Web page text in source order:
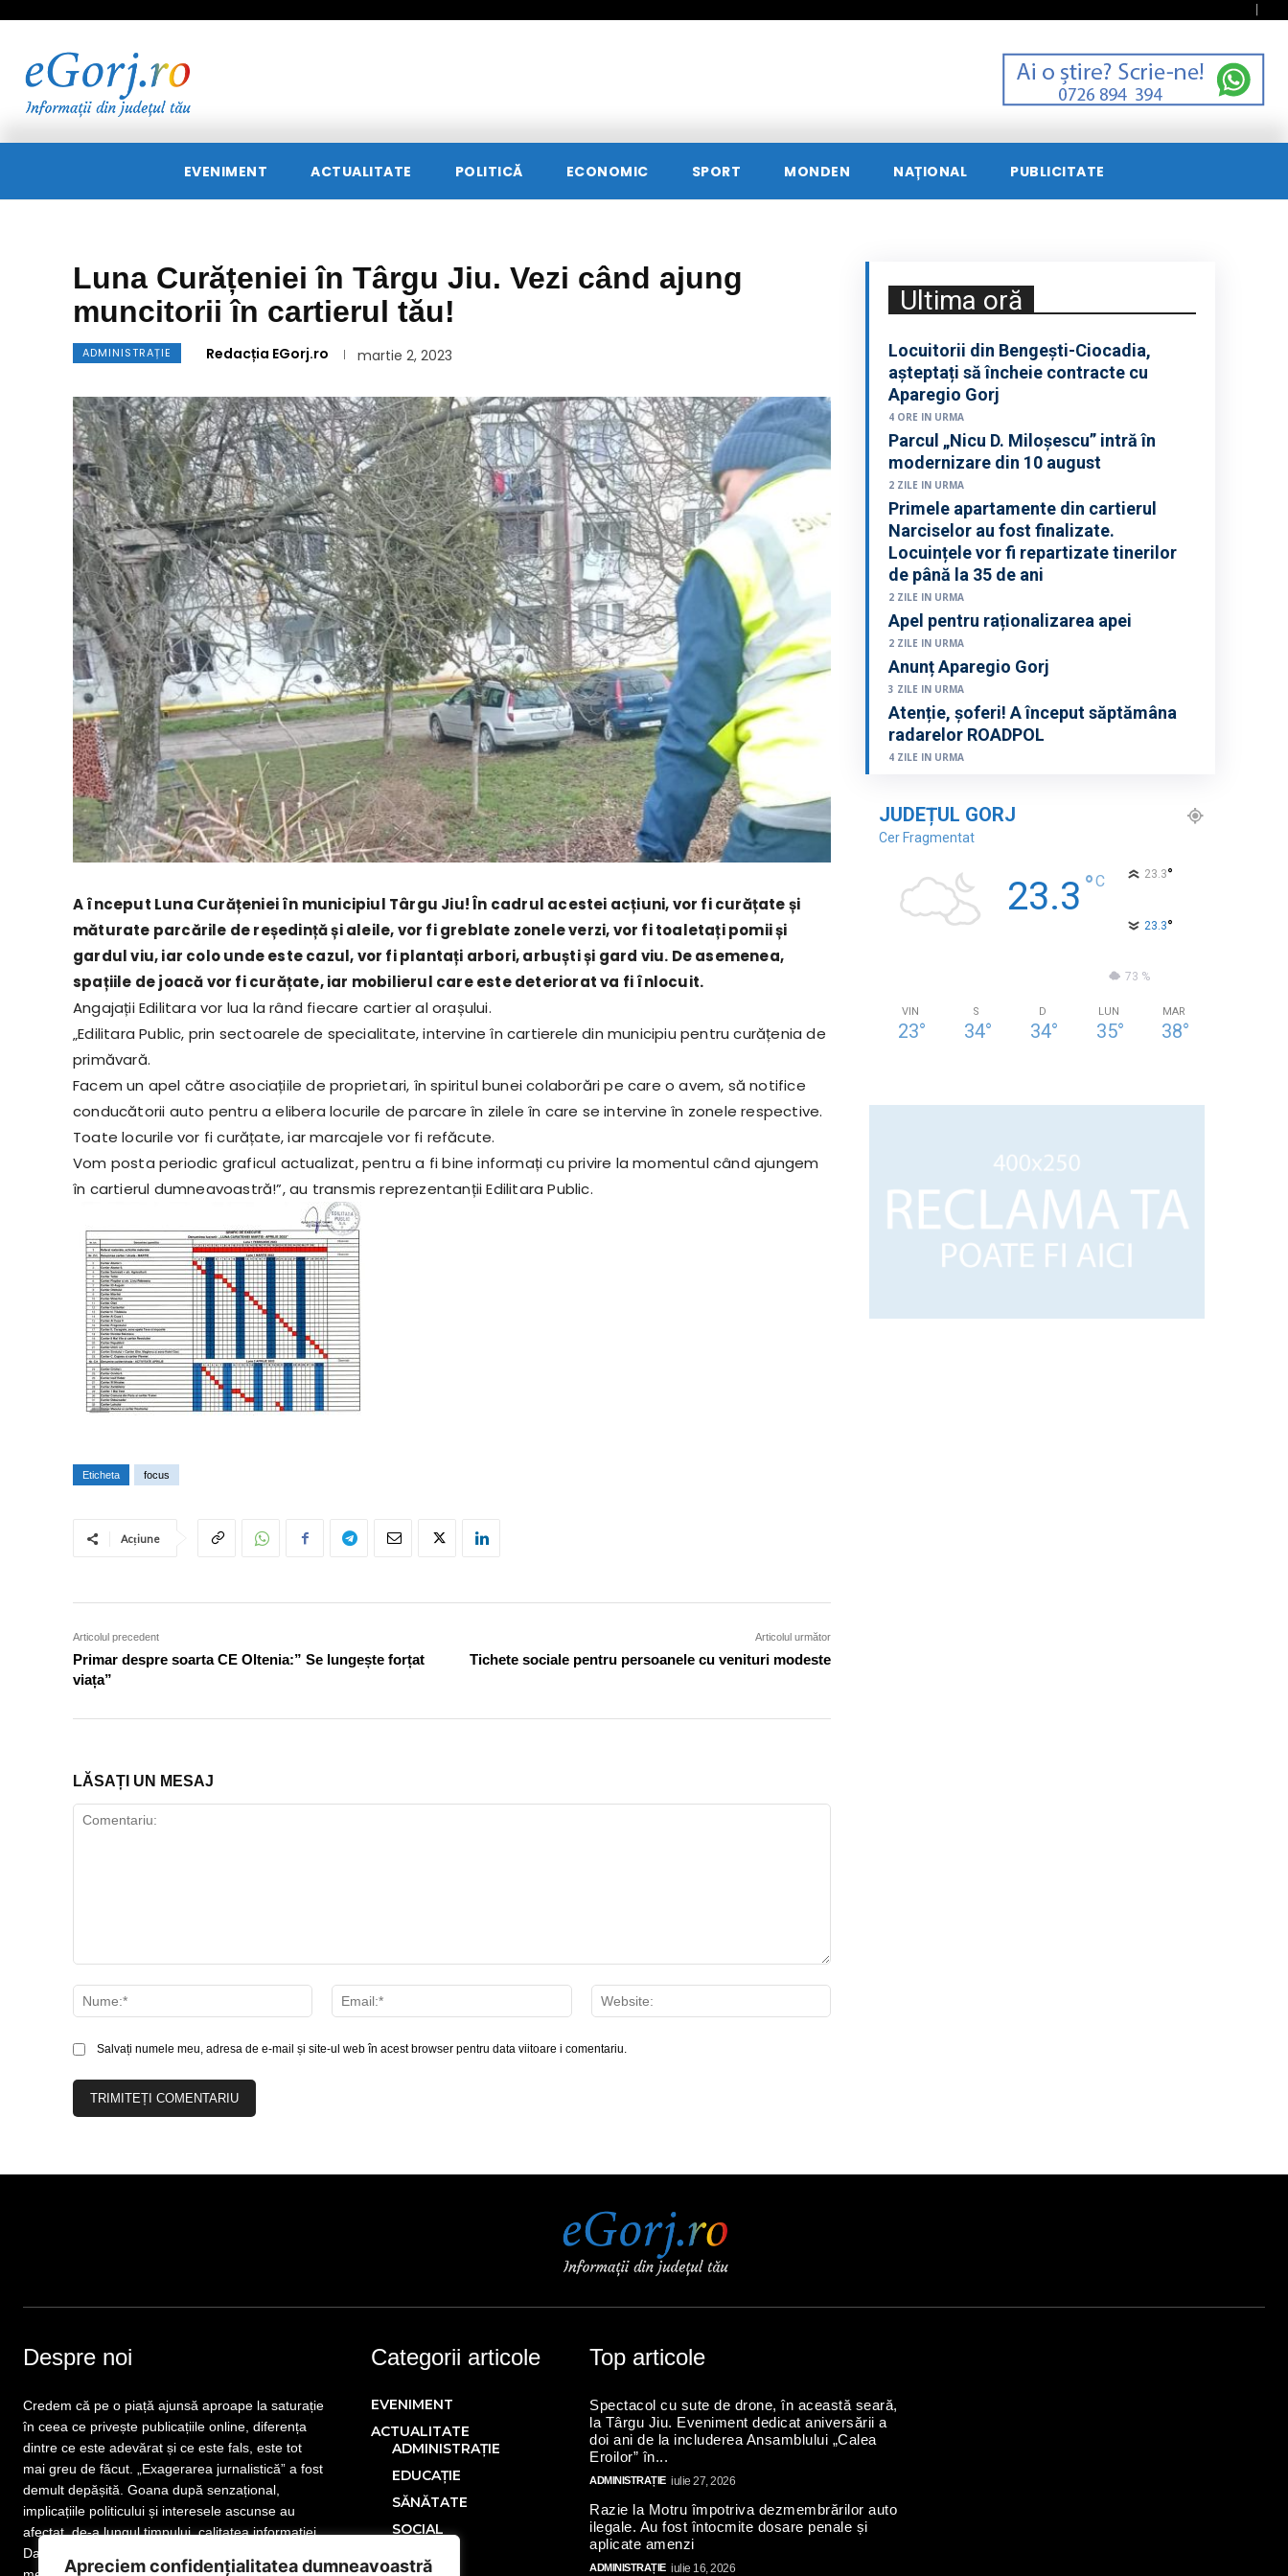
Apreciem confidențialitatea dumneavoastră
EVENIMENT ACTUALITATE POLITICĂ ECONOMIC SPORT MONDEN NAȚIONAL PUBLICITATE
Luna Curățeniei în Târgu Jiu. Vezi când ajung
muncitorii în cartierul tău!
ADMINISTRAȚIE Redacția EGorj.ro martie 2, 2023
A început Luna Curățeniei în municipiul Târgu Jiu! În cadrul acestei acțiuni, vor fi curățate și
măturate parcările de reședință și aleile, vor fi greblate zonele verzi, vor fi toaletați pomii și
gardul viu, iar colo unde este cazul, vor fi plantați arbori, arbuști și gard viu. De asemenea,
spațiile de joacă vor fi curățate, iar mobilierul care este deteriorat va fi înlocuit.
Angajații Edilitara vor lua la rând fiecare cartier al orașului.
„Edilitara Public, prin sectoarele de specialitate, intervine în cartierele din municipiu pentru curățenia de
primăvară.
Facem un apel către asociațiile de proprietari, în spiritul bunei colaborări pe care o avem, să notifice
conducătorii auto pentru a elibera locurile de parcare în zilele în care se intervine în zonele respective.
Toate locurile vor fi curățate, iar marcajele vor fi refăcute.
Vom posta periodic graficul actualizat, pentru a fi bine informați cu privire la momentul când ajungem
în cartierul dumneavoastră!”, au transmis reprezentanții Edilitara Public.
Eticheta focus
Acțiune
Articolul precedent
Primar despre soarta CE Oltenia:” Se lungește forțat
viața”
Articolul următor
Tichete sociale pentru persoanele cu venituri modeste
LĂSAȚI UN MESAJ
Nume:*
Email:*
Salvați numele meu, adresa de e-mail și site-ul web în acest browser pentru data viitoare i comentariu.
Ultima oră
Locuitorii din Bengești-Ciocadia,
așteptați să încheie contracte cu
Aparegio Gorj
4 ORE IN URMA
Parcul „Nicu D. Miloșescu” intră în
modernizare din 10 august
2 ZILE IN URMA
Primele apartamente din cartierul
Narciselor au fost finalizate.
Locuințele vor fi repartizate tinerilor
de până la 35 de ani
2 ZILE IN URMA
Apel pentru raționalizarea apei
2 ZILE IN URMA
Anunț Aparegio Gorj
3 ZILE IN URMA
Atenție, șoferi! A început săptămâna
radarelor ROADPOL
4 ZILE IN URMA
JUDEȚUL GORJ
Cer Fragmentat
23.3 °C 23.3°
23.3°
73 %
VIN
23°
S
34°
D
34°
LUN
35°
MAR
38°
Despre noi
Credem că pe o piață ajunsă aproape la saturație
în ceea ce privește publicațiile online, diferența
dintre ce este adevărat și ce este fals, este tot
mai greu de făcut. „Exagerarea jurnalistică” a fost
demult depășită. Goana după senzațional,
implicațiile politicului și interesele ascunse au
afectat, de-a lungul timpului, calitatea informației.
Dar nu este totul pierdut! Mai sunt publicații care
Categorii articole
EVENIMENT
ACTUALITATE
ADMINISTRAȚIE
EDUCAȚIE
SĂNĂTATE
SOCIAL
POLITICĂ
Top articole
Spectacol cu sute de drone, în această seară,
la Târgu Jiu. Eveniment dedicat aniversării a
doi ani de la includerea Ansamblului „Calea
Eroilor” în...
ADMINISTRAȚIE iulie 27, 2026
Razie la Motru împotriva dezmembrărilor auto
ilegale. Au fost întocmite dosare penale și
aplicate amenzi
ADMINISTRAȚIE iulie 16, 2026